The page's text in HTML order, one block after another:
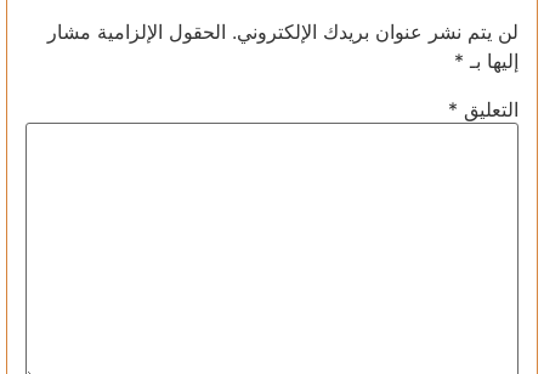
لن يتم نشر عنوان بريدك الإلكتروني. الحقول الإلزامية مشار
إليها بـ *
التعليق *